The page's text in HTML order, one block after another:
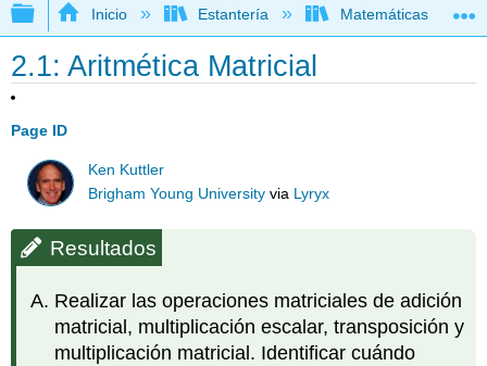
Expandir/contraer jerarquía global
Inicio Estantería Matemáticas
2.1: Aritmética Matricial
Page ID
Ken Kuttler
Brigham Young University via Lyryx
Resultados
Realizar las operaciones matriciales de adición
matricial, multiplicación escalar, transposición y
multiplicación matricial. Identificar cuándo